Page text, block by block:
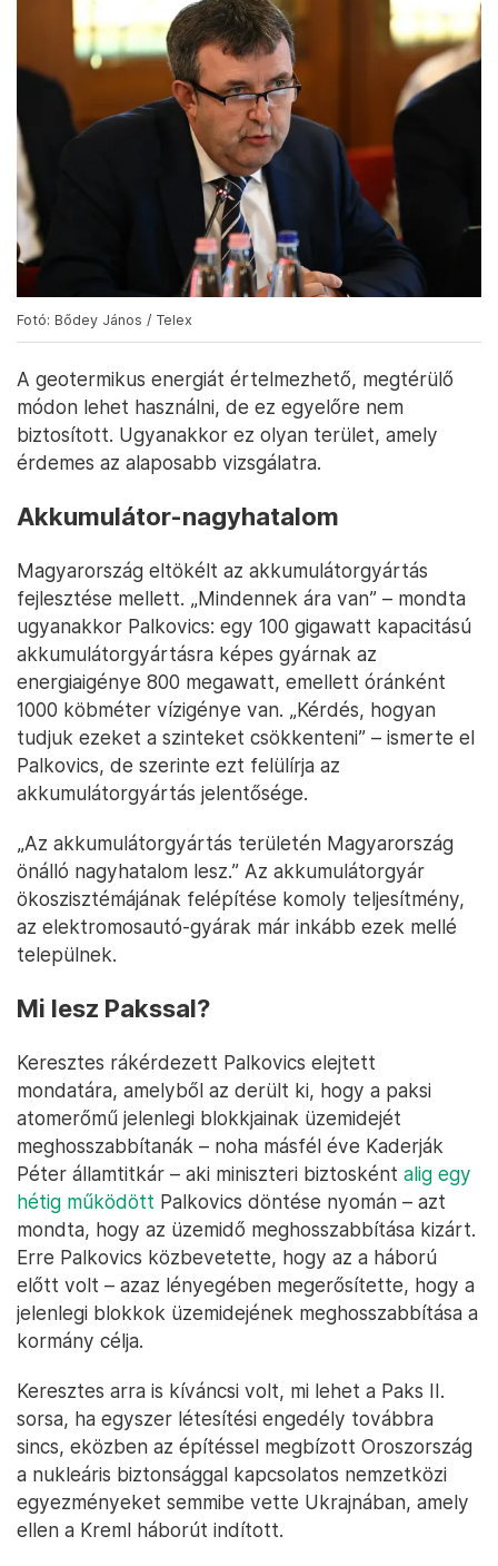
Fotó: Bődey János / Telex
A geotermikus energiát értelmezhető, megtérülő
módon lehet használni, de ez egyelőre nem
biztosított. Ugyanakkor ez olyan terület, amely
érdemes az alaposabb vizsgálatra.
Akkumulátor-nagyhatalom
Magyarország eltökélt az akkumulátorgyártás
fejlesztése mellett. „Mindennek ára van” – mondta
ugyanakkor Palkovics: egy 100 gigawatt kapacitású
akkumulátorgyártásra képes gyárnak az
energiaigénye 800 megawatt, emellett óránként
1000 köbméter vízigénye van. „Kérdés, hogyan
tudjuk ezeket a szinteket csökkenteni” – ismerte el
Palkovics, de szerinte ezt felülírja az
akkumulátorgyártás jelentősége.
„Az akkumulátorgyártás területén Magyarország
önálló nagyhatalom lesz.” Az akkumulátorgyár
ökoszisztémájának felépítése komoly teljesítmény,
az elektromosautó-gyárak már inkább ezek mellé
települnek.
Mi lesz Pakssal?
Keresztes rákérdezett Palkovics elejtett
mondatára, amelyből az derült ki, hogy a paksi
atomerőmű jelenlegi blokkjainak üzemidejét
meghosszabbítanák – noha másfél éve Kaderják
Péter államtitkár – aki miniszteri biztosként alig egy
hétig működött Palkovics döntése nyomán – azt
mondta, hogy az üzemidő meghosszabbítása kizárt.
Erre Palkovics közbevetette, hogy az a háború
előtt volt – azaz lényegében megerősítette, hogy a
jelenlegi blokkok üzemidejének meghosszabbítása a
kormány célja.
Keresztes arra is kíváncsi volt, mi lehet a Paks II.
sorsa, ha egyszer létesítési engedély továbbra
sincs, eközben az építéssel megbízott Oroszország
a nukleáris biztonsággal kapcsolatos nemzetközi
egyezményeket semmibe vette Ukrajnában, amely
ellen a Kreml háborút indított.